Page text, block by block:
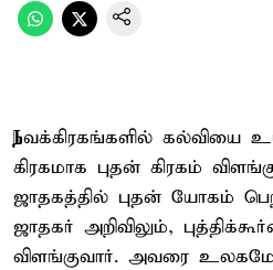
நவக்கிரகங்களில் கல்வியை
கிரகமாக புதன் கிரகம்
ஜாதகத்தில் புதன் யோகம்
ஜாதகர் அறிவிலும்,
விளங்குவார். அவரை உலகமே